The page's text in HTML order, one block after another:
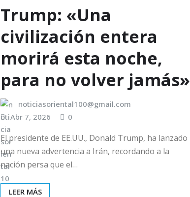
Trump: «Una
civilización entera
morirá esta noche,
para no volver jamás»
noticiasoriental100@gmail.com
Abr 7, 2026
0
El presidente de EE.UU., Donald Trump, ha lanzado
una nueva advertencia a Irán, recordando a la
nación persa que el…
LEER MÁS